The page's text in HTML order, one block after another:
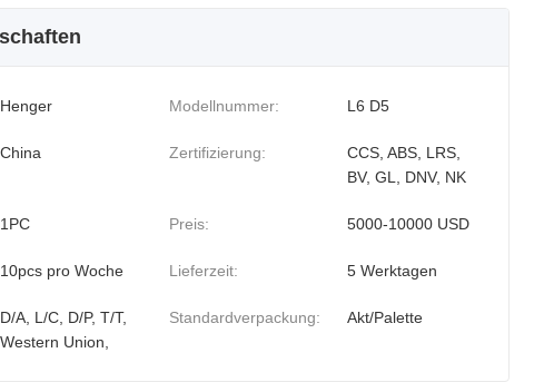
Henger Modellnummer: L6 D5
China Zertifizierung:
CCS, ABS, LRS,
BV, GL, DNV, NK
1PC Preis: 5000-10000 USD
10pcs pro Woche Lieferzeit: 5 Werktagen
D/A, L/C, D/P, T/T,
Western Union,
Standardverpackung: Akt/Palette